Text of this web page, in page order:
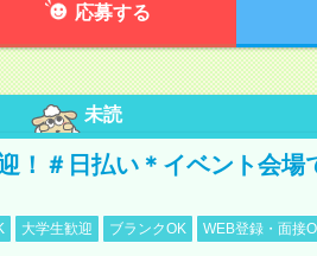
応募する
未読
！＃日払い＊イベント会場
大学生歓迎 ブランクOK WEB登録・面接